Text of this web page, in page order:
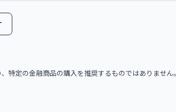
特定の金融商品の購入を推奨するものではありませ